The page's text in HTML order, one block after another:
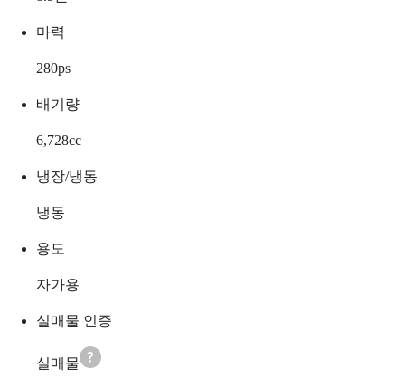
마력
280ps
배기량
6,728cc
냉장/냉동
냉동
용도
자가용
실매물 인증
실매물